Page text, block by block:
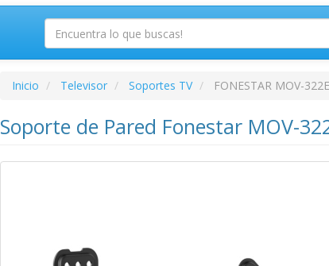
Inicio Televisor Soportes TV FONESTAR MOV-
Soporte de Pared Fonestar MOV-